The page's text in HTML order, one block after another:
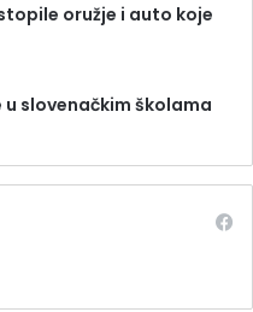
oružje i auto koje
slovenačkim školama